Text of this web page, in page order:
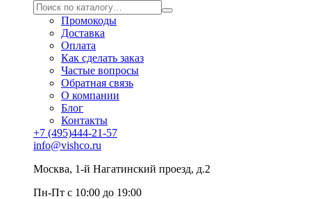
Промокоды
Доставка
Оплата
Как сделать заказ
Частые вопросы
Обратная связь
О компании
Блог
Контакты
+7 (495)444-21-57
info@vishco.ru
Москва, 1-й Нагатинский проезд, д.2
Пн-Пт с 10:00 до 19:00